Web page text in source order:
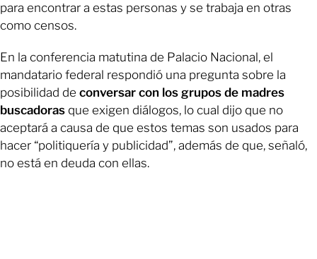
para encontrar a estas personas y se trabaja en otras
como censos.
En la conferencia matutina de Palacio Nacional, el
mandatario federal respondió una pregunta sobre la
posibilidad de conversar con los grupos de madres
buscadoras que exigen diálogos, lo cual dijo que no
aceptará a causa de que estos temas son usados para
hacer “politiquería y publicidad”, además de que, señaló,
no está en deuda con ellas.